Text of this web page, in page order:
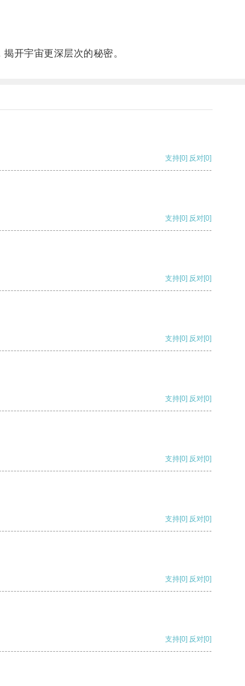
开宇宙更深层次的秘密。
支持[0] 反对[0]
支持[0] 反对[0]
支持[0] 反对[0]
支持[0] 反对[0]
支持[0] 反对[0]
支持[0] 反对[0]
支持[0] 反对[0]
支持[0] 反对[0]
支持[0] 反对[0]